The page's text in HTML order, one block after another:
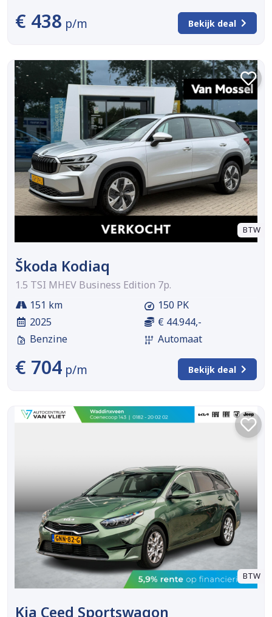
€ 438 p/m Bekijk deal
BTW
Škoda Kodiaq
1.5 TSI MHEV Business Edition 7p.
151 km
2025
Benzine
150 PK
€ 44.944,-
Automaat
€ 704 p/m Bekijk deal
BTW
Kia Ceed Sportswagon